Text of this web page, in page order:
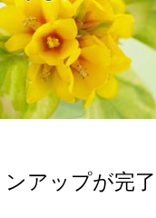
アップが完